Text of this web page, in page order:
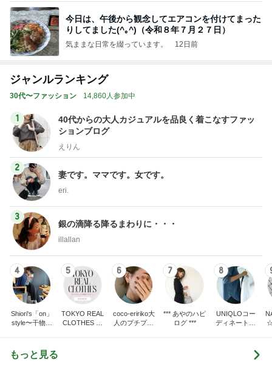
今日は、午後から観念してエアコンを付けてまった
りしてました(^｡^)（令和８年７月２７日）
気ままな日常を綴っています。 12日前
ジャンルランキング
30代〜ファッション 14,860人参加中
1
40代からの大人カジュアルを品良く着こなすファッ
ションブログ
えりん
2
妻です。ママです。女です。
eri.
3
銀の滴降る降るまわりに・・・
illallan
4
Shiori's「on」
style〜干物女
5
TOKYO REAL
CLOTHES 大
6
coco-eririko大
人のプチプラ
7
*** あやのハピ
ログ ***
8
UNIQLOコー
ディネート日
もっと見る